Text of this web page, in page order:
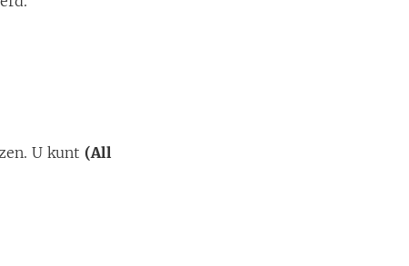
U kunt(All